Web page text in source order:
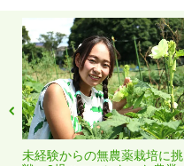
未経験からの無農薬栽培に挑